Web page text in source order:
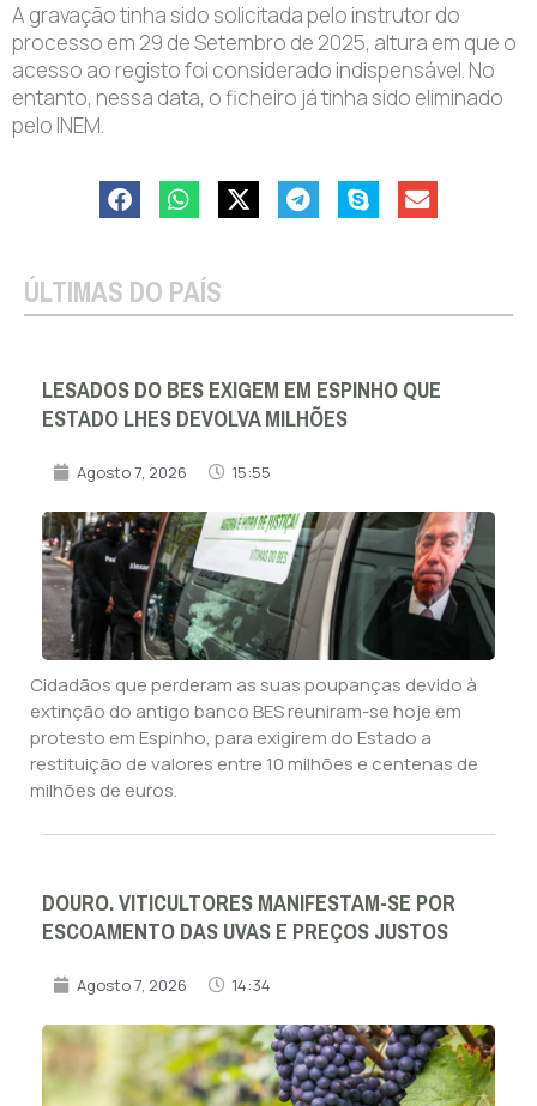
A gravação tinha sido solicitada pelo instrutor do
processo em 29 de Setembro de 2025, altura em que o
acesso ao registo foi considerado indispensável. No
entanto, nessa data, o ficheiro já tinha sido eliminado
pelo INEM.
ÚLTIMAS DO PAÍS
LESADOS DO BES EXIGEM EM ESPINHO QUE
ESTADO LHES DEVOLVA MILHÕES
Agosto 7, 2026 15:55
Cidadãos que perderam as suas poupanças devido à
extinção do antigo banco BES reuniram-se hoje em
protesto em Espinho, para exigirem do Estado a
restituição de valores entre 10 milhões e centenas de
milhões de euros.
DOURO. VITICULTORES MANIFESTAM-SE POR
ESCOAMENTO DAS UVAS E PREÇOS JUSTOS
Agosto 7, 2026 14:34